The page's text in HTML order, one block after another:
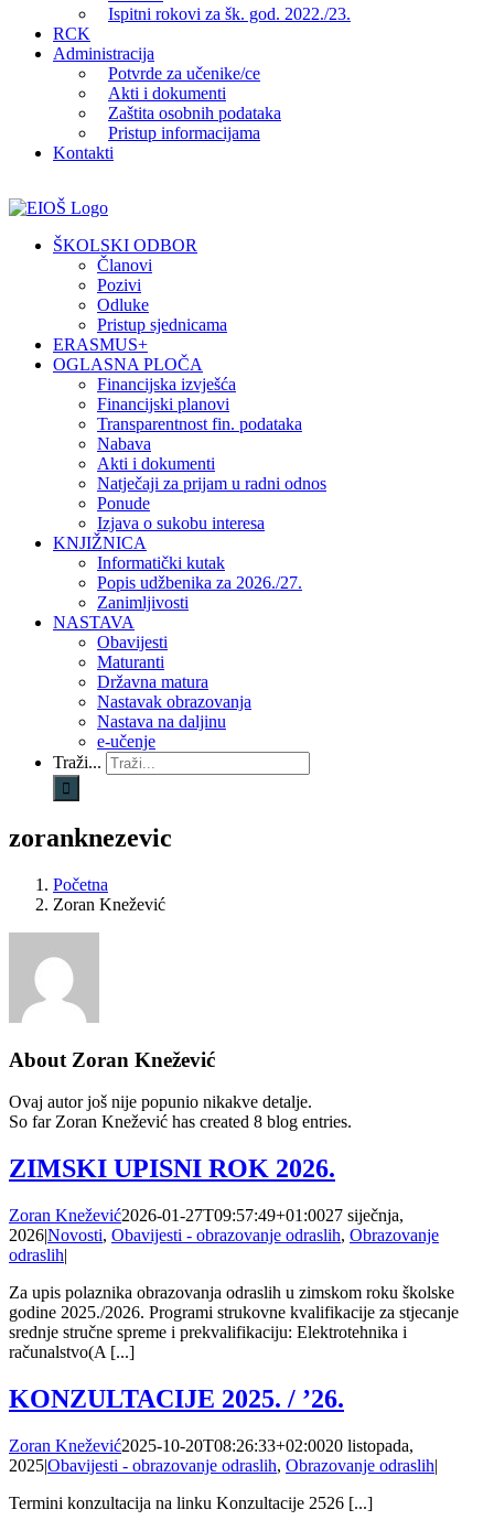
Ispitni rokovi za šk. god. 2022./23.
RCK
Administracija
Potvrde za učenike/ce
Akti i dokumenti
Zaštita osobnih podataka
Pristup informacijama
Kontakti
ŠKOLSKI ODBOR
Članovi
Pozivi
Odluke
Pristup sjednicama
ERASMUS+
OGLASNA PLOČA
Financijska izvješća
Financijski planovi
Transparentnost fin. podataka
Nabava
Akti i dokumenti
Natječaji za prijam u radni odnos
Ponude
Izjava o sukobu interesa
KNJIŽNICA
Informatički kutak
Popis udžbenika za 2026./27.
Zanimljivosti
NASTAVA
Obavijesti
Maturanti
Državna matura
Nastavak obrazovanja
Nastava na daljinu
e-učenje
Traži...
zoranknezevic
Početna
Zoran Knežević
About Zoran Knežević
Ovaj autor još nije popunio nikakve detalje.
So far Zoran Knežević has created 8 blog entries.
ZIMSKI UPISNI ROK 2026.
Zoran Knežević2026-01-27T09:57:49+01:0027 siječnja,
2026|Novosti, Obavijesti - obrazovanje odraslih, Obrazovanje
odraslih|
Za upis polaznika obrazovanja odraslih u zimskom roku školske
godine 2025./2026. Programi strukovne kvalifikacije za stjecanje
srednje stručne spreme i prekvalifikaciju: Elektrotehnika i
računalstvo(A [...]
KONZULTACIJE 2025. / ’26.
Zoran Knežević2025-10-20T08:26:33+02:0020 listopada,
2025|Obavijesti - obrazovanje odraslih, Obrazovanje odraslih|
Termini konzultacija na linku Konzultacije 2526 [...]